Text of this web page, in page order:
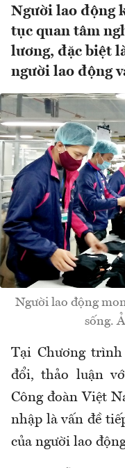
Người lao động
tục quan tâm
lương, đặc biệt
người lao động
Người lao động
sống.
Tại Chương
đổi, thảo luận
Công đoàn Việt
nhập là vấn đề
của người lao